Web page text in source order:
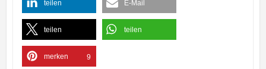
teilen E-Mail
teilen teilen
merken 9